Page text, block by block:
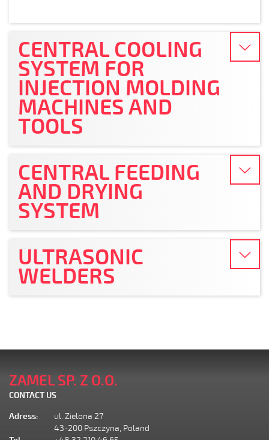
CENTRAL COOLING
SYSTEM FOR
INJECTION MOLDING
MACHINES AND
TOOLS
CENTRAL FEEDING
AND DRYING
SYSTEM
ULTRASONIC
WELDERS
ZAMEL SP. Z O.O.
CONTACT US
Adress:
ul. Zielona 27
43-200 Pszczyna, Poland